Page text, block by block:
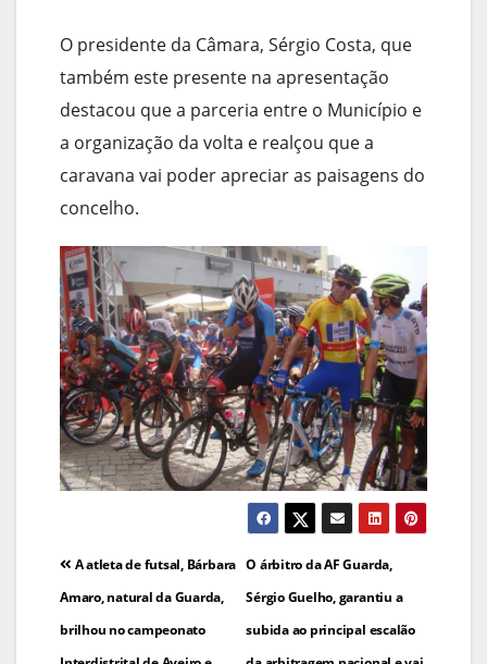
O presidente da Câmara, Sérgio Costa, que
também este presente na apresentação
destacou que a parceria entre o Município e
a organização da volta e realçou que a
caravana vai poder apreciar as paisagens do
concelho.
Navegação
de
artigos
O árbitro da AF Guarda,
Sérgio Guelho, garantiu a
subida ao principal escalão
A atleta de futsal, Bárbara
Amaro, natural da Guarda,
brilhou no campeonato